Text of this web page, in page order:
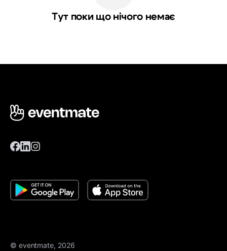
Тут поки що нічого немає
© eventmate, 2026